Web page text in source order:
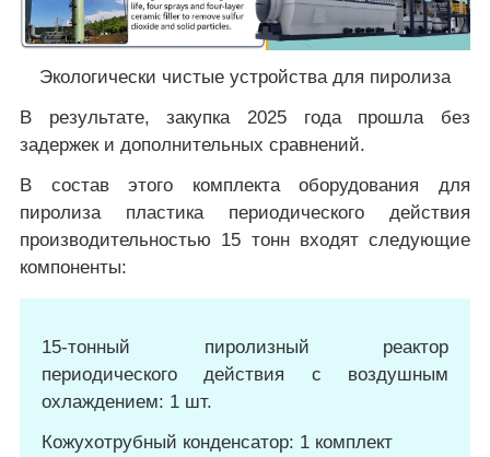
Экологически чистые устройства для пиролиза
В результате, закупка 2025 года прошла без
задержек и дополнительных сравнений.
В состав этого комплекта оборудования для
пиролиза пластика периодического действия
производительностью 15 тонн входят следующие
компоненты:
15-тонный пиролизный реактор
периодического действия с воздушным
охлаждением: 1 шт.
Кожухотрубный конденсатор: 1 комплект